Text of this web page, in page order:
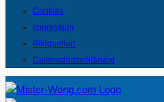
Cookies
Impressum
Bildquellen
Datenschutzerklärung